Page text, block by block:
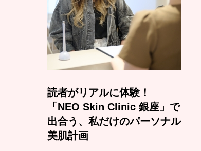
読者がリアルに体験！
「NEO Skin Clinic 銀座」で
出合う、私だけのパーソナル
美肌計画